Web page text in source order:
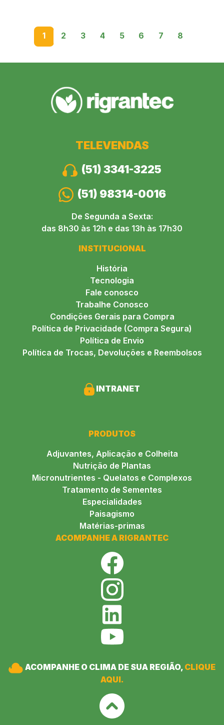
1 2 3 4 5 6 7 8
TELEVENDAS
(51) 3341-3225
(51) 98314-0016
De Segunda a Sexta:
das 8h30 às 12h e das 13h às 17h30
INSTITUCIONAL
História
Tecnologia
Fale conosco
Trabalhe Conosco
Condições Gerais para Compra
Política de Privacidade (Compra Segura)
Política de Envio
Política de Trocas, Devoluções e Reembolsos
INTRANET
PRODUTOS
Adjuvantes, Aplicação e Colheita
Nutrição de Plantas
Micronutrientes - Quelatos e Complexos
Tratamento de Sementes
Especialidades
Paisagismo
Matérias-primas
ACOMPANHE A RIGRANTEC
ACOMPANHE O CLIMA DE SUA REGIÃO, CLIQUE
AQUI.